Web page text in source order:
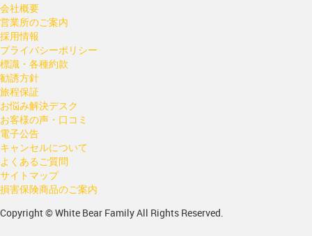
会社概要
営業所のご案内
採用情報
プライバシーポリシー
標識・各種約款
勧誘方針
旅程保証
お悩み解決デスク
お客様の声・口コミ
電子公告
キャンセルについて
よくあるご質問
サイトマップ
損害保険商品のご案内
Copyright © White Bear Family All Rights Reserved.